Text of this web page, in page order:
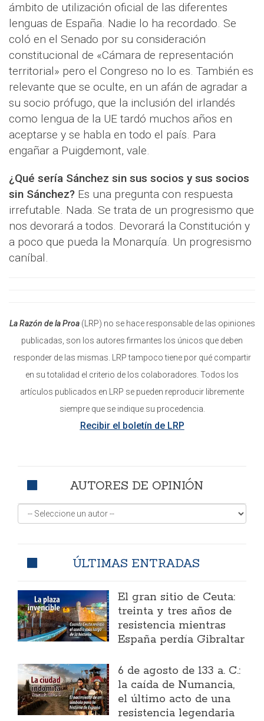
ámbito de utilización oficial de las diferentes
lenguas de España. Nadie lo ha recordado. Se
coló en el Senado por su consideración
constitucional de «Cámara de representación
territorial» pero el Congreso no lo es. También es
relevante que se oculte, en un afán de agradar a
su socio prófugo, que la inclusión del irlandés
como lengua de la UE tardó muchos años en
aceptarse y se habla en todo el país. Para
engañar a Puigdemont, vale.
¿Qué sería Sánchez sin sus socios y sus socios
sin Sánchez? Es una pregunta con respuesta
irrefutable. Nada. Se trata de un progresismo que
nos devorará a todos. Devorará la Constitución y
a poco que pueda la Monarquía. Un progresismo
caníbal.
La Razón de la Proa(LRP) no se hace responsable de las opiniones
publicadas, son los autores firmantes los únicos que deben
responder de las mismas. LRP tampoco tiene por qué compartir
en su totalidad el criterio de los colaboradores. Todos los
artículos publicados en LRP se pueden reproducir libremente
siempre que se indique su procedencia.
Recibir el boletín de LRP
AUTORES DE OPINIÓN
ÚLTIMAS ENTRADAS
El gran sitio de Ceuta:
treinta y tres años de
resistencia mientras
España perdía Gibraltar
6 de agosto de 133 a. C.:
la caída de Numancia,
el último acto de una
resistencia legendaria